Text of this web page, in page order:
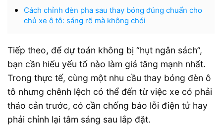
Cách chỉnh đèn pha sau thay bóng đúng chuẩn cho
chủ xe ô tô: sáng rõ mà không chói
Tiếp theo, để dự toán không bị “hụt ngân sách”,
bạn cần hiểu yếu tố nào làm giá tăng mạnh nhất.
Trong thực tế, cùng một nhu cầu thay bóng đèn ô
tô nhưng chênh lệch có thể đến từ việc xe có phải
tháo cản trước, có cần chống báo lỗi điện tử hay
phải chỉnh lại tâm sáng sau lắp đặt.